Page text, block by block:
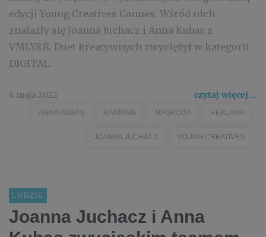
edycji Young Creatives Cannes. Wśród nich
znalazły się Joanna Juchacz i Anna Kubas z
VMLY&R. Duet kreatywnych zwyciężył w kategorii
DIGITAL.
6 maja 2022 czytaj więcej...
ANNA KUBAS RANKING NAGRODA REKLAMA
JOANNA JUCHACZ YOUNG CREATIVES
LUDZIE
Joanna Juchacz i Anna